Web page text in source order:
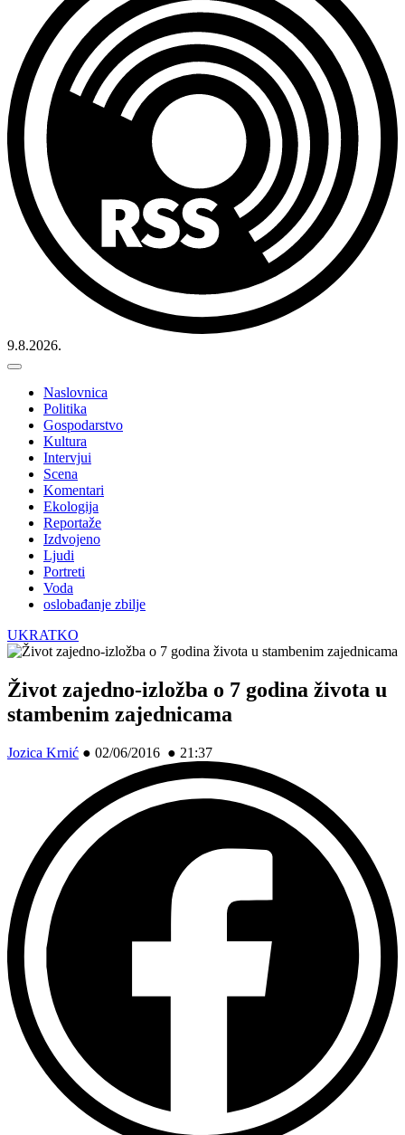
9.8.2026.
Naslovnica
Politika
Gospodarstvo
Kultura
Intervjui
Scena
Komentari
Ekologija
Reportaže
Izdvojeno
Ljudi
Portreti
Voda
oslobađanje zbilje
UKRATKO
Život zajedno-izložba o 7 godina života u
stambenim zajednicama
Jozica Krnić ● 02/06/2016 ● 21:37